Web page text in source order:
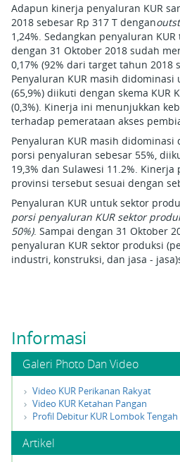
Adapun kinerja penyaluran KUR
2018 sebesar Rp 317 T dengan
1,24%. Sedangkan penyaluran
dengan 31 Oktober 2018 sudah
0,17% (92% dari target tahun 2018
Penyaluran KUR masih didominasi
(65,9%) diikuti dengan skema KUR
(0,3%). Kinerja ini menunjukkan
terhadap pemerataan akses
Penyaluran KUR masih didominasi
porsi penyaluran sebesar 55%,
19,3% dan Sulawesi 11.2%.
provinsi tersebut sesuai dengan
Penyaluran KUR untuk sektor
porsi penyaluran KUR sektor
50%). Sampai dengan 31 Oktober
penyaluran KUR sektor produksi
industri, konstruksi, dan jasa -
Informasi
Galeri Photo Dan Video
Video KUR Perikanan Rakyat
Video KUR Ketahan Pangan
Profil Debitur KUR Lombok Tengah
Artikel